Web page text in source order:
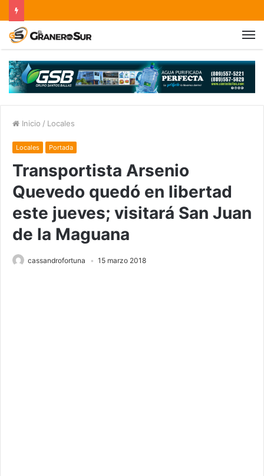
Inicio / Locales
Locales Portada
Transportista Arsenio
Quevedo quedó en libertad
este jueves; visitará San Juan
de la Maguana
cassandrofortuna 15 marzo 2018